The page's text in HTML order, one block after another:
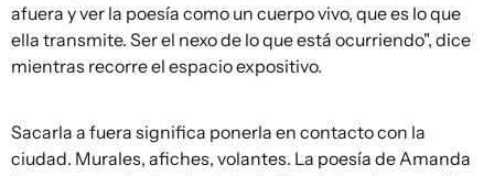
afuera y ver la poesía como un cuerpo vivo, que es lo que
ella transmite. Ser el nexo de lo que está ocurriendo", dice
mientras recorre el espacio expositivo.
Sacarla a fuera significa ponerla en contacto con la
ciudad. Murales, afiches, volantes. La poesía de Amanda